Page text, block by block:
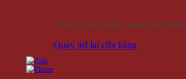
Chưa có sản phẩm trong giỏ hàng.
Quay trở lại cửa hàng